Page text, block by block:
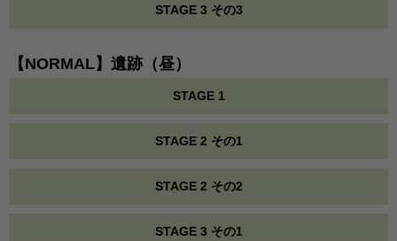
STAGE 3 その3
【NORMAL】遺跡（昼）
STAGE 1
STAGE 2 その1
STAGE 2 その2
STAGE 3 その1